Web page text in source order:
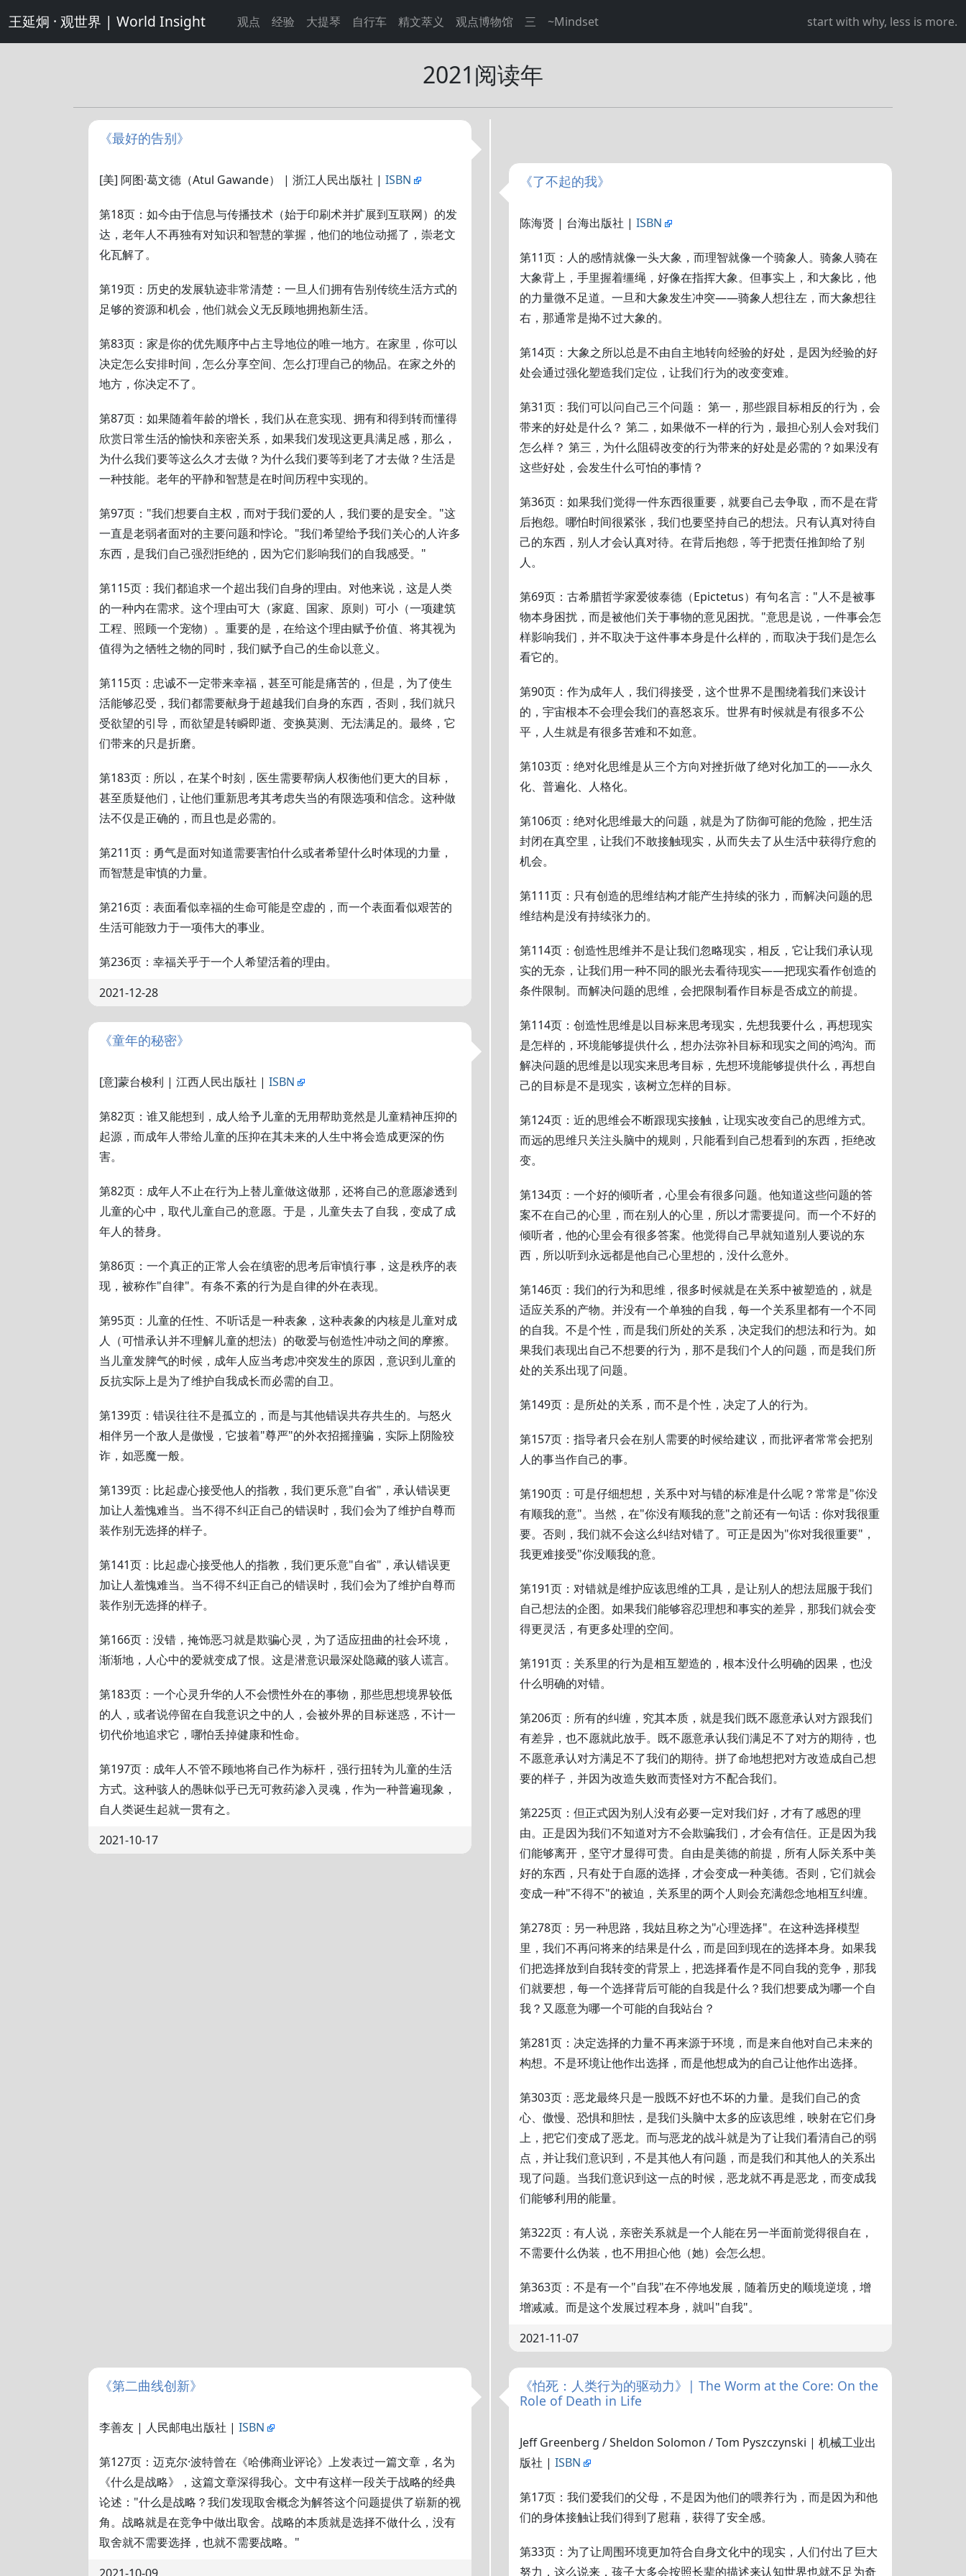
王延炯 · 观世界 | World Insight 观点 经验 大提琴 自行车 精文萃义 观点博物馆 三 ~Mindset start with why, less is more.
2021阅读年
《最好的告别》
[美] 阿图·葛文德（Atul Gawande） | 浙江人民出版社 | ISBN
第18页：如今由于信息与传播技术（始于印刷术并扩展到互联网）的发
达，老年人不再独有对知识和智慧的掌握，他们的地位动摇了，崇老文
化瓦解了。
第19页：历史的发展轨迹非常清楚：一旦人们拥有告别传统生活方式的
足够的资源和机会，他们就会义无反顾地拥抱新生活。
第83页：家是你的优先顺序中占主导地位的唯一地方。在家里，你可以
决定怎么安排时间，怎么分享空间、怎么打理自己的物品。在家之外的
地方，你决定不了。
第87页：如果随着年龄的增长，我们从在意实现、拥有和得到转而懂得
欣赏日常生活的愉快和亲密关系，如果我们发现这更具满足感，那么，
为什么我们要等这么久才去做？为什么我们要等到老了才去做？生活是
一种技能。老年的平静和智慧是在时间历程中实现的。
第97页："我们想要自主权，而对于我们爱的人，我们要的是安全。"这
一直是老弱者面对的主要问题和悖论。"我们希望给予我们关心的人许多
东西，是我们自己强烈拒绝的，因为它们影响我们的自我感受。"
第115页：我们都追求一个超出我们自身的理由。对他来说，这是人类
的一种内在需求。这个理由可大（家庭、国家、原则）可小（一项建筑
工程、照顾一个宠物）。重要的是，在给这个理由赋予价值、将其视为
值得为之牺牲之物的同时，我们赋予自己的生命以意义。
第115页：忠诚不一定带来幸福，甚至可能是痛苦的，但是，为了使生
活能够忍受，我们都需要献身于超越我们自身的东西，否则，我们就只
受欲望的引导，而欲望是转瞬即逝、变换莫测、无法满足的。最终，它
们带来的只是折磨。
第183页：所以，在某个时刻，医生需要帮病人权衡他们更大的目标，
甚至质疑他们，让他们重新思考其考虑失当的有限选项和信念。这种做
法不仅是正确的，而且也是必需的。
第211页：勇气是面对知道需要害怕什么或者希望什么时体现的力量，
而智慧是审慎的力量。
第216页：表面看似幸福的生命可能是空虚的，而一个表面看似艰苦的
生活可能致力于一项伟大的事业。
第236页：幸福关乎于一个人希望活着的理由。
2021-12-28
《了不起的我》
陈海贤 | 台海出版社 | ISBN
第11页：人的感情就像一头大象，而理智就像一个骑象人。骑象人骑在
大象背上，手里握着缰绳，好像在指挥大象。但事实上，和大象比，他
的力量微不足道。一旦和大象发生冲突——骑象人想往左，而大象想往
右，那通常是拗不过大象的。
第14页：大象之所以总是不由自主地转向经验的好处，是因为经验的好
处会通过强化塑造我们定位，让我们行为的改变变难。
第31页：我们可以问自己三个问题： 第一，那些跟目标相反的行为，会
带来的好处是什么？ 第二，如果做不一样的行为，最担心别人会对我们
怎么样？ 第三，为什么阻碍改变的行为带来的好处是必需的？如果没有
这些好处，会发生什么可怕的事情？
第36页：如果我们觉得一件东西很重要，就要自己去争取，而不是在背
后抱怨。哪怕时间很紧张，我们也要坚持自己的想法。只有认真对待自
己的东西，别人才会认真对待。在背后抱怨，等于把责任推卸给了别
人。
第69页：古希腊哲学家爱彼泰德（Epictetus）有句名言："人不是被事
物本身困扰，而是被他们关于事物的意见困扰。"意思是说，一件事会怎
样影响我们，并不取决于这件事本身是什么样的，而取决于我们是怎么
看它的。
第90页：作为成年人，我们得接受，这个世界不是围绕着我们来设计
的，宇宙根本不会理会我们的喜怒哀乐。世界有时候就是有很多不公
平，人生就是有很多苦难和不如意。
第103页：绝对化思维是从三个方向对挫折做了绝对化加工的——永久
化、普遍化、人格化。
第106页：绝对化思维最大的问题，就是为了防御可能的危险，把生活
封闭在真空里，让我们不敢接触现实，从而失去了从生活中获得疗愈的
机会。
第111页：只有创造的思维结构才能产生持续的张力，而解决问题的思
维结构是没有持续张力的。
第114页：创造性思维并不是让我们忽略现实，相反，它让我们承认现
实的无奈，让我们用一种不同的眼光去看待现实——把现实看作创造的
条件限制。而解决问题的思维，会把限制看作目标是否成立的前提。
第114页：创造性思维是以目标来思考现实，先想我要什么，再想现实
是怎样的，环境能够提供什么，想办法弥补目标和现实之间的鸿沟。而
解决问题的思维是以现实来思考目标，先想环境能够提供什么，再想自
己的目标是不是现实，该树立怎样的目标。
第124页：近的思维会不断跟现实接触，让现实改变自己的思维方式。
而远的思维只关注头脑中的规则，只能看到自己想看到的东西，拒绝改
变。
第134页：一个好的倾听者，心里会有很多问题。他知道这些问题的答
案不在自己的心里，而在别人的心里，所以才需要提问。而一个不好的
倾听者，他的心里会有很多答案。他觉得自己早就知道别人要说的东
西，所以听到永远都是他自己心里想的，没什么意外。
第146页：我们的行为和思维，很多时候就是在关系中被塑造的，就是
适应关系的产物。并没有一个单独的自我，每一个关系里都有一个不同
的自我。不是个性，而是我们所处的关系，决定我们的想法和行为。如
果我们表现出自己不想要的行为，那不是我们个人的问题，而是我们所
处的关系出现了问题。
第149页：是所处的关系，而不是个性，决定了人的行为。
第157页：指导者只会在别人需要的时候给建议，而批评者常常会把别
人的事当作自己的事。
第190页：可是仔细想想，关系中对与错的标准是什么呢？常常是"你没
有顺我的意"。当然，在"你没有顺我的意"之前还有一句话：你对我很重
要。否则，我们就不会这么纠结对错了。可正是因为"你对我很重要"，
我更难接受"你没顺我的意。
第191页：对错就是维护应该思维的工具，是让别人的想法屈服于我们
自己想法的企图。如果我们能够容忍理想和事实的差异，那我们就会变
得更灵活，有更多处理的空间。
第191页：关系里的行为是相互塑造的，根本没什么明确的因果，也没
什么明确的对错。
第206页：所有的纠缠，究其本质，就是我们既不愿意承认对方跟我们
有差异，也不愿就此放手。既不愿意承认我们满足不了对方的期待，也
不愿意承认对方满足不了我们的期待。拼了命地想把对方改造成自己想
要的样子，并因为改造失败而责怪对方不配合我们。
第225页：但正式因为别人没有必要一定对我们好，才有了感恩的理
由。正是因为我们不知道对方不会欺骗我们，才会有信任。正是因为我
们能够离开，坚守才显得可贵。自由是美德的前提，所有人际关系中美
好的东西，只有处于自愿的选择，才会变成一种美德。否则，它们就会
变成一种"不得不"的被迫，关系里的两个人则会充满怨念地相互纠缠。
第278页：另一种思路，我姑且称之为"心理选择"。在这种选择模型
里，我们不再问将来的结果是什么，而是回到现在的选择本身。如果我
们把选择放到自我转变的背景上，把选择看作是不同自我的竞争，那我
们就要想，每一个选择背后可能的自我是什么？我们想要成为哪一个自
我？又愿意为哪一个可能的自我站台？
第281页：决定选择的力量不再来源于环境，而是来自他对自己未来的
构想。不是环境让他作出选择，而是他想成为的自己让他作出选择。
第303页：恶龙最终只是一股既不好也不坏的力量。是我们自己的贪
心、傲慢、恐惧和胆怯，是我们头脑中太多的应该思维，映射在它们身
上，把它们变成了恶龙。而与恶龙的战斗就是为了让我们看清自己的弱
点，并让我们意识到，不是其他人有问题，而是我们和其他人的关系出
现了问题。当我们意识到这一点的时候，恶龙就不再是恶龙，而变成我
们能够利用的能量。
第322页：有人说，亲密关系就是一个人能在另一半面前觉得很自在，
不需要什么伪装，也不用担心他（她）会怎么想。
第363页：不是有一个"自我"在不停地发展，随着历史的顺境逆境，增
增减减。而是这个发展过程本身，就叫"自我"。
2021-11-07
《童年的秘密》
[意]蒙台梭利 | 江西人民出版社 | ISBN
第82页：谁又能想到，成人给予儿童的无用帮助竟然是儿童精神压抑的
起源，而成年人带给儿童的压抑在其未来的人生中将会造成更深的伤
害。
第82页：成年人不止在行为上替儿童做这做那，还将自己的意愿渗透到
儿童的心中，取代儿童自己的意愿。于是，儿童失去了自我，变成了成
年人的替身。
第86页：一个真正的正常人会在缜密的思考后审慎行事，这是秩序的表
现，被称作"自律"。有条不紊的行为是自律的外在表现。
第95页：儿童的任性、不听话是一种表象，这种表象的内核是儿童对成
人（可惜承认并不理解儿童的想法）的敬爱与创造性冲动之间的摩擦。
当儿童发脾气的时候，成年人应当考虑冲突发生的原因，意识到儿童的
反抗实际上是为了维护自我成长而必需的自卫。
第139页：错误往往不是孤立的，而是与其他错误共存共生的。与怒火
相伴另一个敌人是傲慢，它披着"尊严"的外衣招摇撞骗，实际上阴险狡
诈，如恶魔一般。
第139页：比起虚心接受他人的指教，我们更乐意"自省"，承认错误更
加让人羞愧难当。当不得不纠正自己的错误时，我们会为了维护自尊而
装作别无选择的样子。
第141页：比起虚心接受他人的指教，我们更乐意"自省"，承认错误更
加让人羞愧难当。当不得不纠正自己的错误时，我们会为了维护自尊而
装作别无选择的样子。
第166页：没错，掩饰恶习就是欺骗心灵，为了适应扭曲的社会环境，
渐渐地，人心中的爱就变成了恨。这是潜意识最深处隐藏的骇人谎言。
第183页：一个心灵升华的人不会惯性外在的事物，那些思想境界较低
的人，或者说停留在自我意识之中的人，会被外界的目标迷惑，不计一
切代价地追求它，哪怕丢掉健康和性命。
第197页：成年人不管不顾地将自己作为标杆，强行扭转为儿童的生活
方式。这种骇人的愚昧似乎已无可救药渗入灵魂，作为一种普遍现象，
自人类诞生起就一贯有之。
2021-10-17
《怕死：人类行为的驱动力》| The Worm at the Core: On the
Role of Death in Life
Jeff Greenberg / Sheldon Solomon / Tom Pyszczynski | 机械工业出
版社 | ISBN
第17页：我们爱我们的父母，不是因为他们的喂养行为，而是因为和他
们的身体接触让我们得到了慰藉，获得了安全感。
第33页：为了让周围环境更加符合自身文化中的现实，人们付出了巨大
努力，这么说来，孩子大多会按照长辈的描述来认知世界也就不足为奇
《第二曲线创新》
李善友 | 人民邮电出版社 | ISBN
第127页：迈克尔·波特曾在《哈佛商业评论》上发表过一篇文章，名为
《什么是战略》，这篇文章深得我心。文中有这样一段关于战略的经典
论述："什么是战略？我们发现取舍概念为解答这个问题提供了崭新的视
角。战略就是在竞争中做出取舍。战略的本质就是选择不做什么，没有
取舍就不需要选择，也就不需要战略。"